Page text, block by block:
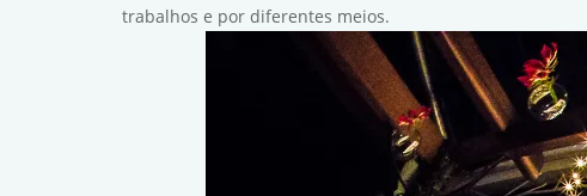
trabalhos e por diferentes meios.